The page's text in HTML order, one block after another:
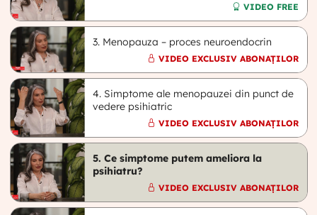
VIDEO FREE
3. Menopauza – proces neuroendocrin
VIDEO EXCLUSIV ABONAȚILOR
4. Simptome ale menopauzei din punct de
vedere psihiatric
VIDEO EXCLUSIV ABONAȚILOR
5. Ce simptome putem ameliora la
psihiatru?
VIDEO EXCLUSIV ABONAȚILOR